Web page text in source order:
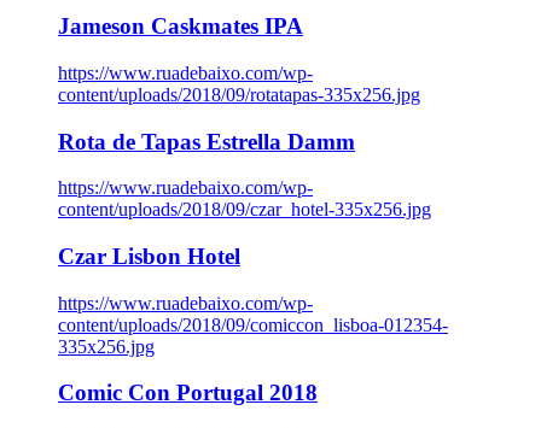
Jameson Caskmates IPA
https://www.ruadebaixo.com/wp-
content/uploads/2018/09/rotatapas-335x256.jpg
Rota de Tapas Estrella Damm
https://www.ruadebaixo.com/wp-
content/uploads/2018/09/czar_hotel-335x256.jpg
Czar Lisbon Hotel
https://www.ruadebaixo.com/wp-
content/uploads/2018/09/comiccon_lisboa-012354-
335x256.jpg
Comic Con Portugal 2018